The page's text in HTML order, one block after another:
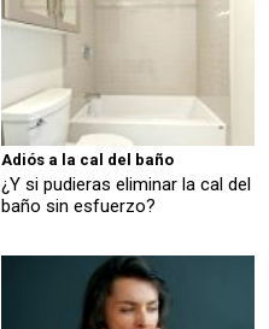
Adiós a la cal del baño
¿Y si pudieras eliminar la cal del
baño sin esfuerzo?